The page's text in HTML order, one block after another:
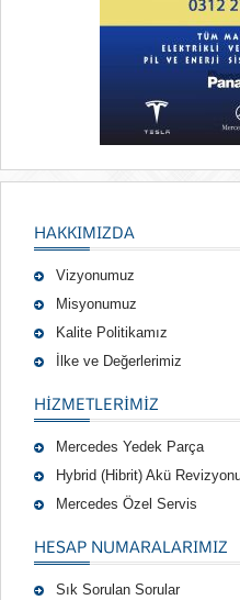
HAKKIMIZDA
Vizyonumuz
Misyonumuz
Kalite Politikamız
İlke ve Değerlerimiz
HIZMETLERIMIZ
Mercedes Yedek Parça
Hybrid (Hibrit) Akü
Mercedes Özel Servis
HESAP NUMARALARIMIZ
Sık Sorulan Sorular